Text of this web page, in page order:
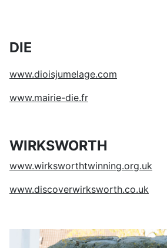
DIE
www.dioisjumelage.com
www.mairie-die.fr
WIRKSWORTH
www.wirksworthtwinning.org.uk
www.discoverwirksworth.co.uk